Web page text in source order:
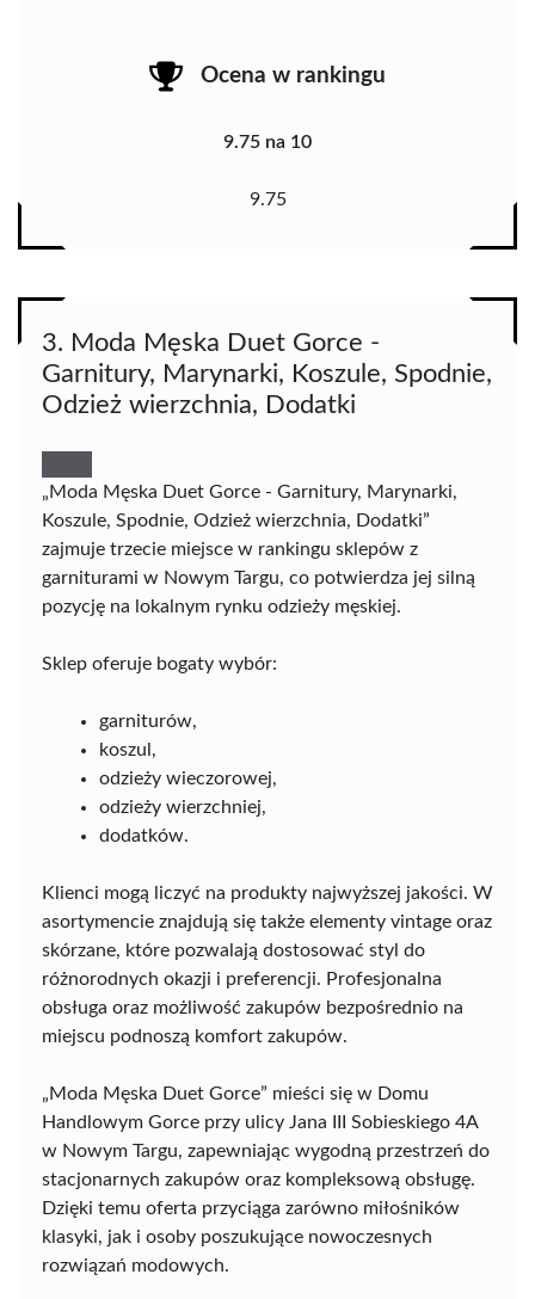
Ocena w rankingu
9.75 na 10
9.75
3. Moda Męska Duet Gorce -
Garnitury, Marynarki, Koszule, Spodnie,
Odzież wierzchnia, Dodatki
„Moda Męska Duet Gorce - Garnitury, Marynarki,
Koszule, Spodnie, Odzież wierzchnia, Dodatki”
zajmuje trzecie miejsce w rankingu sklepów z
garniturami w Nowym Targu, co potwierdza jej silną
pozycję na lokalnym rynku odzieży męskiej.
Sklep oferuje bogaty wybór:
garniturów,
koszul,
odzieży wieczorowej,
odzieży wierzchniej,
dodatków.
Klienci mogą liczyć na produkty najwyższej jakości. W
asortymencie znajdują się także elementy vintage oraz
skórzane, które pozwalają dostosować styl do
różnorodnych okazji i preferencji. Profesjonalna
obsługa oraz możliwość zakupów bezpośrednio na
miejscu podnoszą komfort zakupów.
„Moda Męska Duet Gorce” mieści się w Domu
Handlowym Gorce przy ulicy Jana III Sobieskiego 4A
w Nowym Targu, zapewniając wygodną przestrzeń do
stacjonarnych zakupów oraz kompleksową obsługę.
Dzięki temu oferta przyciąga zarówno miłośników
klasyki, jak i osoby poszukujące nowoczesnych
rozwiązań modowych.